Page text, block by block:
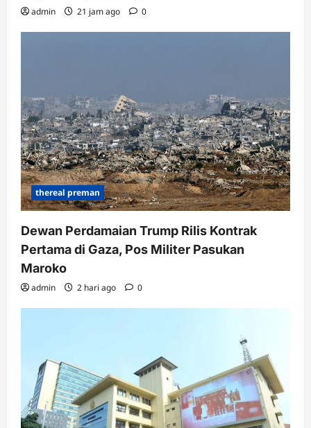
admin 21 jam ago 0
thereal preman
Dewan Perdamaian Trump Rilis Kontrak
Pertama di Gaza, Pos Militer Pasukan
Maroko
admin 2 hari ago 0